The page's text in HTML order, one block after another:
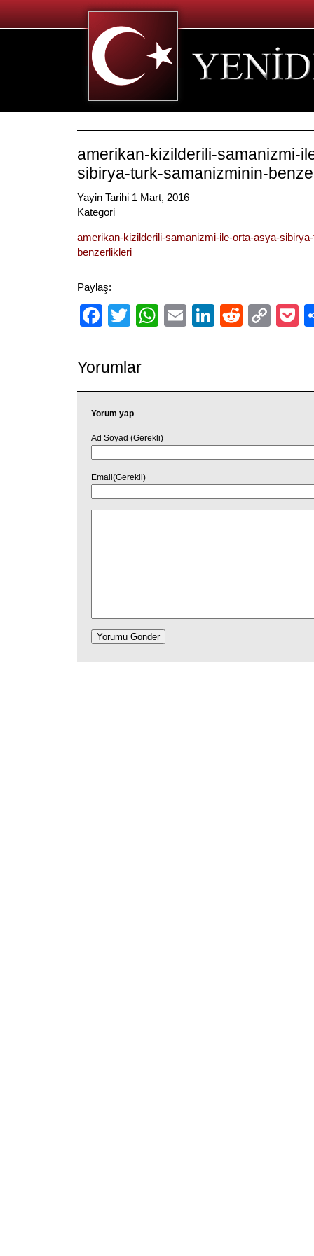
amerikan-kizilderili-samanizmi-
sibirya-turk-samanizminin-
Yayin Tarihi 1 Mart, 2016
Kategori
amerikan-kizilderili-samanizmi-ile-orta-asya-
benzerlikleri
Paylaş:
Facebook
TwitterWhatsApp
EmailLinkedIn
Reddit
Yorumlar
Yorum yap
Ad Soyad (Gerekli)
Email(Gerekli)